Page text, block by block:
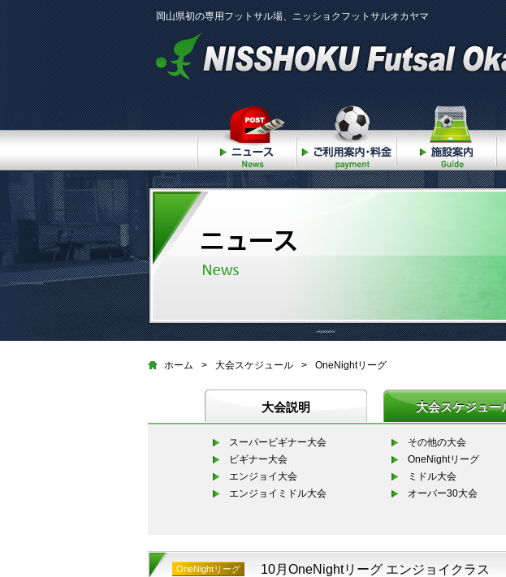
岡山県初の専用フットサル場、ニッショクフットサルオカヤマ
ニュース ご利用案内・料金
ホーム > 大会スケジュール > OneNightリーグ
大会説明 大会スケジュー
スーパービギナー大会
ビギナー大会
エンジョイ大会
エンジョイミドル大会
その他の大会
OneNightリーグ
ミドル大会
オーバー30大会
OneNightリーグ 10月OneNightリーグ エンジョイクラス